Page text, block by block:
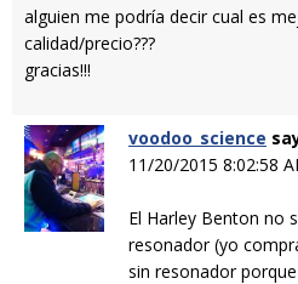
alguien me podría decir cual es
calidad/precio???
gracias!!!
voodoo_science
11/20/2015 8:02:58
El Harley Benton no
resonador (yo
sin resonador